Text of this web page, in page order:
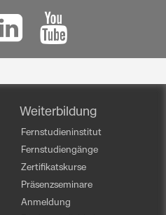
Weiterbildung
Fernstudieninstitut
Fernstudiengänge
Zertifikatskurse
Präsenzseminare
Anmeldung